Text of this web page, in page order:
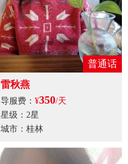
普通话
雷秋燕
导服费： ¥350/天
星级：2星
城市：桂林